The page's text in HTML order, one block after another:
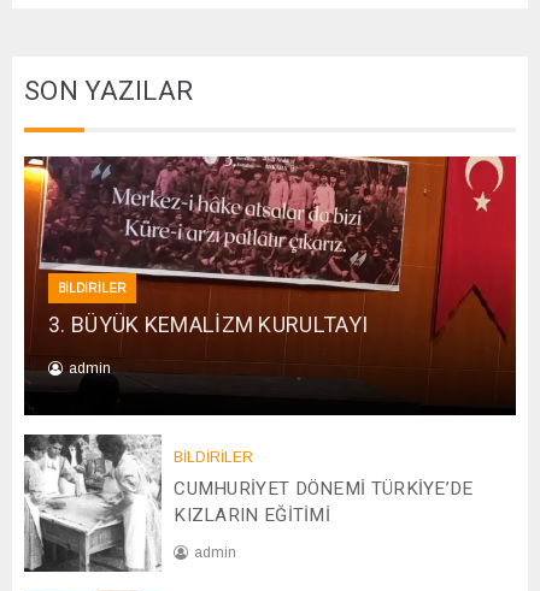
SON YAZILAR
BİLDİRİLER
3. BÜYÜK KEMALİZM KURULTAYI
admin
1
/
0
1
/
2
0
BİLDİRİLER
CUMHURİYET DÖNEMİ TÜRKİYE’DE
KIZLARIN EĞİTİMİ
admin